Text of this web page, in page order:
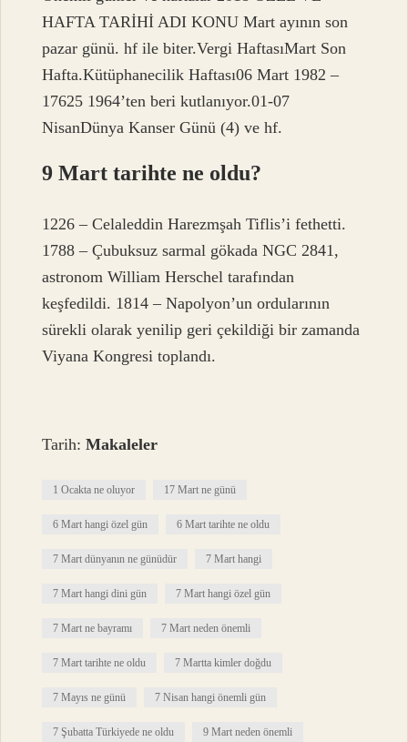
HAFTA TARİHİ ADI KONU Mart ayının son
pazar günü. hf ile biter.Vergi HaftasıMart Son
Hafta.Kütüphanecilik Haftası06 Mart 1982 –
17625 1964’ten beri kutlanıyor.01-07
NisanDünya Kanser Günü (4) ve hf.
9 Mart tarihte ne oldu?
1226 – Celaleddin Harezmşah Tiflis’i fethetti.
1788 – Çubuksuz sarmal gökada NGC 2841,
astronom William Herschel tarafından
keşfedildi. 1814 – Napolyon’un ordularının
sürekli olarak yenilip geri çekildiği bir zamanda
Viyana Kongresi toplandı.
Tarih:Makaleler
1 Ocakta ne oluyor 17 Mart ne günü
6 Mart hangi özel gün 6 Mart tarihte ne oldu
7 Mart dünyanın ne günüdür 7 Mart hangi
7 Mart hangi dini gün 7 Mart hangi özel gün
7 Mart ne bayramı 7 Mart neden önemli
7 Mart tarihte ne oldu 7 Martta kimler doğdu
7 Mayıs ne günü 7 Nisan hangi önemli gün
7 Şubatta Türkiyede ne oldu 9 Mart neden önemli